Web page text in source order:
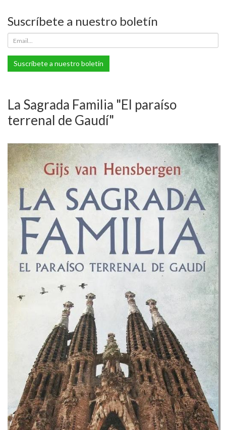
Suscríbete a nuestro boletín
Suscríbete a nuestro boletín
La Sagrada Familia "El paraíso
terrenal de Gaudí"